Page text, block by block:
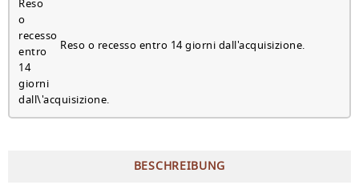
Reso o recesso entro 14 giorni dall'acquisizione.
BESCHREIBUNG